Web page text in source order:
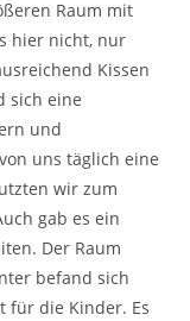
Raum mit
hier nicht, nur
Kissen
sich eine
und
uns täglich eine
wir zum
gab es ein
Der Raum
befand sich
für die Kinder. Es